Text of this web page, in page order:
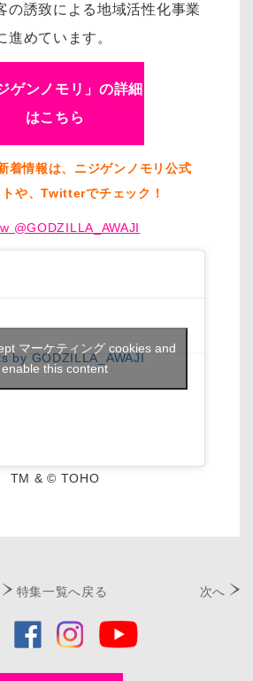
の誘致による地域活性化事業
進めています。
ゲンノモリ」の詳細
はこちら
着情報は、ニジゲンノモリ公式
や、Twitterでチェック！
@GODZILLA_AWAJI
by GODZILLA_AWAJI
マーケティング cookies and
enable this content
TM & © TOHO
特集一覧へ戻る 次へ